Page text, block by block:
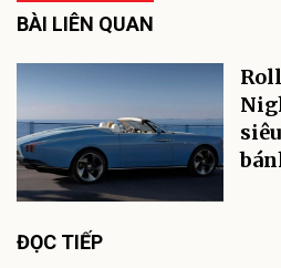
BÀI LIÊN QUAN
ĐỌC TIẾP